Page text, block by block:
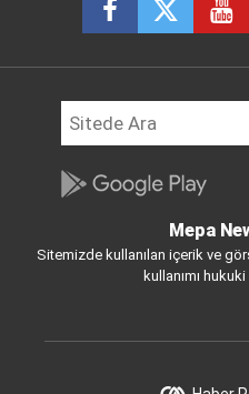
Mepa
Sitemizde kullanılan içerik ve
kullanımı